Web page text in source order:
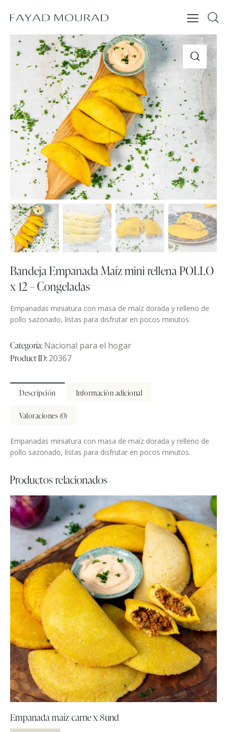
Bandeja Empanada Maíz mini rellena POLLO
x 12 – Congeladas
Empanadas miniatura con masa de maíz dorada y relleno de
pollo sazonado, listas para disfrutar en pocos minutos.
Categoría:Nacional para el hogar
Product ID:20367
Descripción Información adicional
Valoraciones (0)
Empanadas miniatura con masa de maíz dorada y relleno de
pollo sazonado, listas para disfrutar en pocos minutos.
Productos relacionados
Empanada maíz carne x 8und